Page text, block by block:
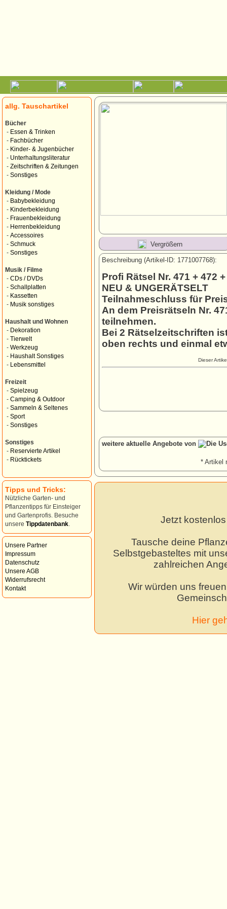
allg. Tauschartikel
Bücher
- Essen & Trinken
- Fachbücher
- Kinder- & Jugenbücher
- Unterhaltungsliteratur
- Zeitschriften & Zeitungen
- Sonstiges
Kleidung / Mode
- Babybekleidung
- Kinderbekleidung
- Frauenbekleidung
- Herrenbekleidung
- Accessoires
- Schmuck
- Sonstiges
Musik / Filme
- CDs / DVDs
- Schallplatten
- Kassetten
- Musik sonstiges
Haushalt und Wohnen
- Dekoration
- Tierwelt
- Werkzeug
- Haushalt Sonstiges
-
Lebensmittel
Freizeit
- Spielzeug
- Camping & Outdoor
- Sammeln & Seltenes
- Sport
- Sonstiges
Sonstiges
- Reservierte Artikel
- Rücktickets
Tipps und Tricks:
Nützliche Garten- und
Pflanzentipps für Einsteiger
und Gartenprofis. Besuche
unsere Tippdatenbank
Unsere Partner
Impressum
Datenschutz
Unsere AGB
Widerrufsrecht
Kontakt
Vergrößern
Beschreibung (Artikel-ID: 1771007768):
Profi Rätsel Nr. 471 + 472
NEU & UNGERÄTSELT
Teilnahmeschluss für
An dem Preisrätseln Nr.
teilnehmen.
Bei 2 Rätselzeitschriften
oben rechts und einmal
Dieser
weitere aktuelle Angebote von
* Artikel
Jetzt
Tausche deine
Selbstgebasteltes mit
zahlreichen
Wir würden uns
Hier